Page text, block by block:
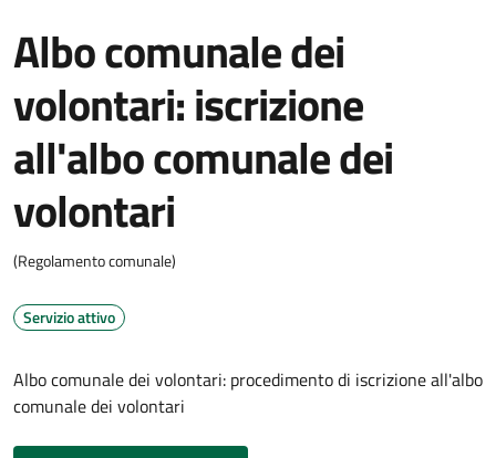
Albo comunale dei
volontari: iscrizione
all'albo comunale dei
volontari
(Regolamento comunale)
Servizio attivo
Albo comunale dei volontari: procedimento di iscrizione all'albo
comunale dei volontari